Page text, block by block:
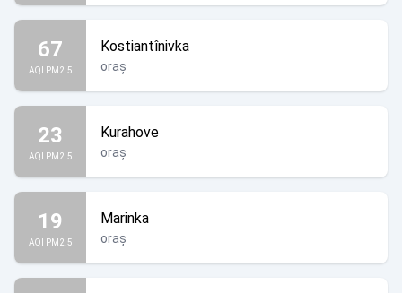
67
AQI PM2.5
Kostiantînivka
oraș
23
AQI PM2.5
Kurahove
oraș
19
AQI PM2.5
Marinka
oraș